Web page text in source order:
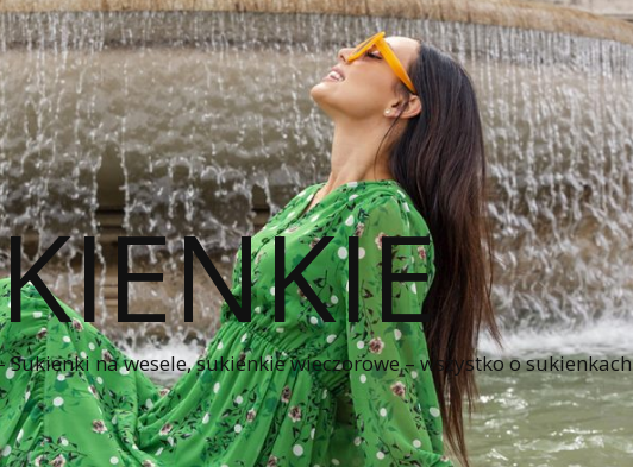
na wesele, sukienkie wieczorowe – wszystko o sukienkach